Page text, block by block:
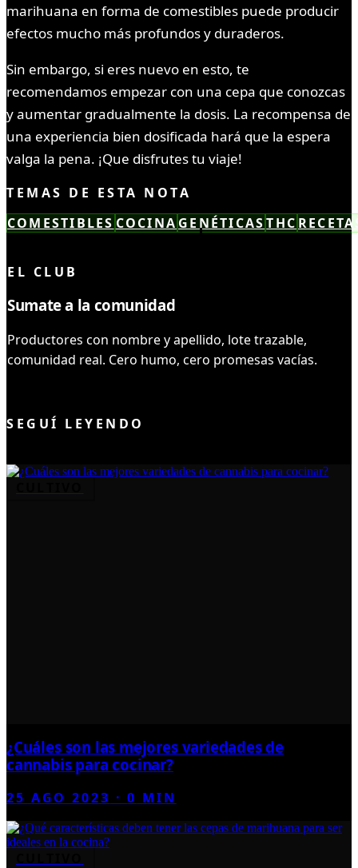
marihuana en forma de comestibles puede producir
efectos mucho más profundos y duraderos.
Sin embargo, si eres nuevo en esto, te
recomendamos empezar con una cepa que conozcas
y aumentar gradualmente la dosis. La recompensa de
una experiencia bien dosificada hará que la espera
valga la pena. ¡Que disfrutes tu viaje!
TEMAS DE ESTA NOTA
COMESTIBLES COCINA GENÉTICASTHC
EL CLUB
Sumate a la comunidad
Productores con nombre y apellido, lote trazable,
comunidad real. Cero humo, cero promesas vacías.
SEGUÍ LEYENDO
¿Cuáles son las mejores variedades de
cannabis para cocinar?
25 AGO 2023 ·0 MIN